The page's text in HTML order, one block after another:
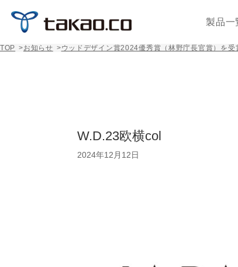
製品一
TOP >お知らせ >ウッドデザイン賞2024優秀賞（林野庁長官賞）を受
W.D.23欧横col
2024年12月12日